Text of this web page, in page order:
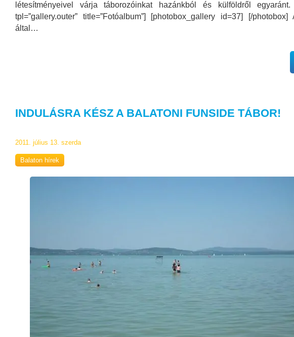
létesítményeivel várja táborozóinkat hazánkból és külföldről egyaránt.
tpl=”gallery.outer” title=”Fotóalbum”] [photobox_gallery id=37] [/
által…
INDULÁSRA KÉSZ A BALATONI FUNSIDE TÁBOR!
2011. július 13. szerda
Balaton hírek